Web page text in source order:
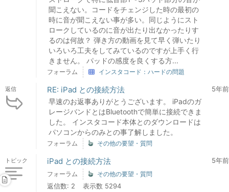
聞こえない。コードをチェンジした時の最初の
時に音が聞こえない事が多い。同じようにスト
ロークしているのに音が出たり出なかったりす
るのは何故？ 弾き方の動画を見て早く弾いたり
いろいろ工夫をしてみているのですが上手く行
きません。 パッドの感度を良くする方...
フォーラム インスタコード：ハードの問題
返信 RE: iPad との接続方法
早速のお返事ありがとうございます。 iPadのガ
レージバンドとはBluetoothで簡単に接続できま
した。 インスタコード本体とのダウンロードは
パソコンからのみとの事了解しました。
5年前
フォーラム その他の要望・質問
トピック iPad との接続方法 5年前
フォーラム その他の要望・質問
返信数: 2 表示数 5294